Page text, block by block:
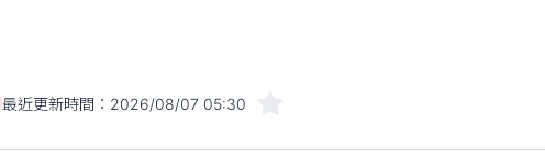
最近更新時間： 2026/08/07 05:30